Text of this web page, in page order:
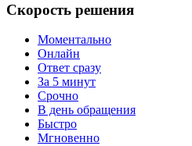
Скорость решения
Моментально
Онлайн
Ответ сразу
За 5 минут
Срочно
В день обращения
Быстро
Мгновенно